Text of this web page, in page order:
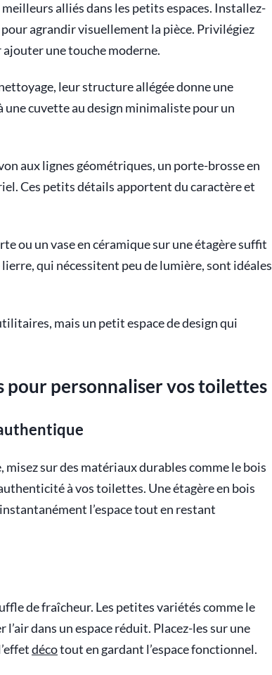
alliés dans les petits espaces. Installez-
agrandir visuellement la pièce. Privilégiez
une touche moderne.
leur structure allégée donne une
une cuvette au design minimaliste pour un
aux lignes géométriques, un porte-brosse en
Ces petits détails apportent du caractère et
ou un vase en céramique sur une étagère suffit
qui nécessitent peu de lumière, sont idéales
mais un petit espace de design qui
pour personnaliser vos toilettes
sur des matériaux durables comme le bois
à vos toilettes. Une étagère en bois
l’espace tout en restant
de fraîcheur. Les petites variétés comme le
dans un espace réduit. Placez-les sur une
décotout en gardant l’espace fonctionnel.